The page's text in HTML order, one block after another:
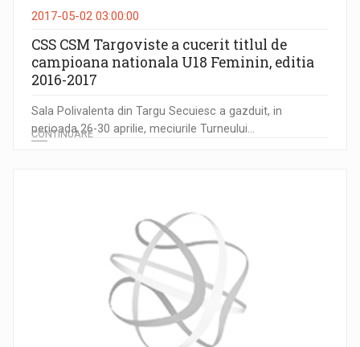
2017-05-02 03:00:00
CSS CSM Targoviste a cucerit titlul de
campioana nationala U18 Feminin, editia
2016-2017
Sala Polivalenta din Targu Secuiesc a gazduit, in
perioada 26-30 aprilie, meciurile Turneului...
CONTINUARE